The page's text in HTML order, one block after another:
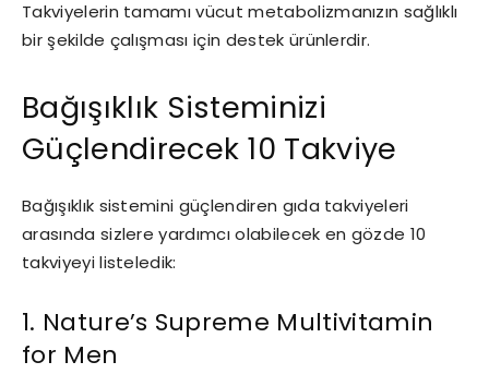
Takviyelerin tamamı vücut metabolizmanızın sağlıklı
bir şekilde çalışması için destek ürünlerdir.
Bağışıklık Sisteminizi
Güçlendirecek 10 Takviye
Bağışıklık sistemini güçlendiren gıda takviyeleri
arasında sizlere yardımcı olabilecek en gözde 10
takviyeyi listeledik:
1. Nature’s Supreme Multivitamin
for Men